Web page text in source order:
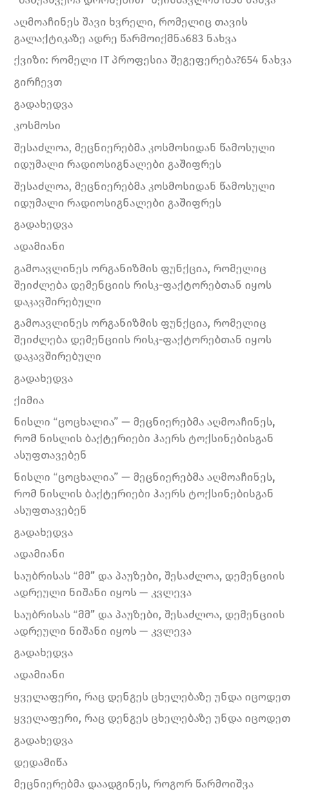
აღმოაჩინეს შავი ხვრელი, რომელიც თავის
გალაქტიკაზე ადრე წარმოიქმნა683 ნახვა
ქვიზი: რომელი IT პროფესია შეგეფერება?654 ნახვა
გირჩევთ
გადახედვა
კოსმოსი
შესაძლოა, მეცნიერებმა კოსმოსიდან წამოსული
იდუმალი რადიოსიგნალები გაშიფრეს
შესაძლოა, მეცნიერებმა კოსმოსიდან წამოსული
იდუმალი რადიოსიგნალები გაშიფრეს
გადახედვა
ადამიანი
გამოავლინეს ორგანიზმის ფუნქცია, რომელიც
შეიძლება დემენციის რისკ-ფაქტორებთან იყოს
დაკავშირებული
გამოავლინეს ორგანიზმის ფუნქცია, რომელიც
შეიძლება დემენციის რისკ-ფაქტორებთან იყოს
დაკავშირებული
გადახედვა
ქიმია
ნისლი “ცოცხალია” — მეცნიერებმა აღმოაჩინეს,
რომ ნისლის ბაქტერიები ჰაერს ტოქსინებისგან
ასუფთავებენ
ნისლი “ცოცხალია” — მეცნიერებმა აღმოაჩინეს,
რომ ნისლის ბაქტერიები ჰაერს ტოქსინებისგან
ასუფთავებენ
გადახედვა
ადამიანი
საუბრისას “მმ” და პაუზები, შესაძლოა, დემენციის
ადრეული ნიშანი იყოს — კვლევა
საუბრისას “მმ” და პაუზები, შესაძლოა, დემენციის
ადრეული ნიშანი იყოს — კვლევა
გადახედვა
ადამიანი
ყველაფერი, რაც დენგეს ცხელებაზე უნდა იცოდეთ
ყველაფერი, რაც დენგეს ცხელებაზე უნდა იცოდეთ
გადახედვა
დედამიწა
მეცნიერებმა დაადგინეს, როგორ წარმოიშვა